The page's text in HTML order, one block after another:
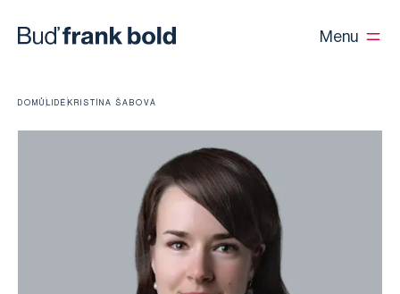
Menu
DOMŮ LIDÉ KRISTÍNA ŠABOVÁ